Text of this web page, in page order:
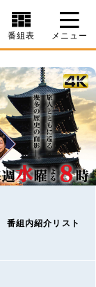
番組表 メニュー
番組内紹介リスト